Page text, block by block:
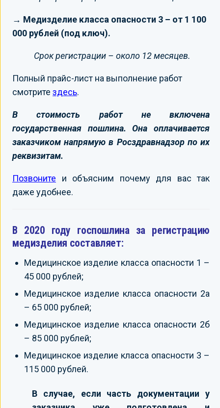
→ Медизделие класса опасности 3 – от 1 100
000 рублей (под ключ).
Срок регистрации – около 12 месяцев.
Полный прайс-лист на выполнение работ
смотрите здесь.
В стоимость работ не включена
государственная пошлина. Она оплачивается
заказчиком напрямую в Росздравнадзор по их
реквизитам.
Позвоните и объясним почему для вас так
даже удобнее.
В 2020 году госпошлина за регистрацию
медизделия составляет:
Медицинское изделие класса опасности 1 –
45 000 рублей;
Медицинское изделие класса опасности 2а
– 65 000 рублей;
Медицинское изделие класса опасности 2б
– 85 000 рублей;
Медицинское изделие класса опасности 3 –
115 000 рублей.
В случае, если часть документации у